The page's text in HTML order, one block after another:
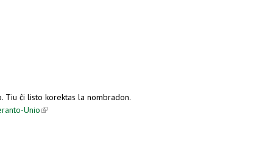
Tiu ĉi listo korektas la nombradon.
Unio(link is external)